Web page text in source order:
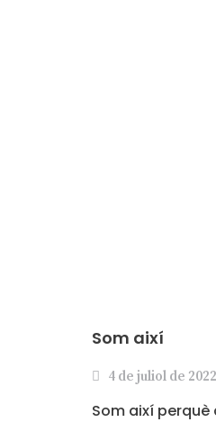
Som així
4 de juliol de 2022
Som així perquè